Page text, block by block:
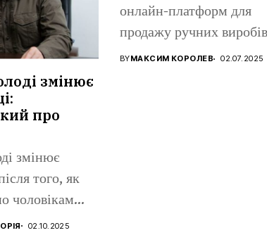
змінює
про
змінює
того, як
чоловікам...
02.10.2025
онлайн-платформ для
продажу ручних
вінтажних...
BYМАКСИМ КОРОЛЕВ 02.07.2025